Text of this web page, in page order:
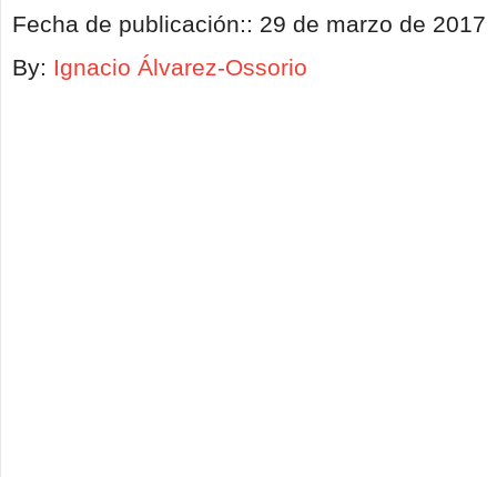
Fecha de publicación:: 29 de marzo de 2017
By: Ignacio Álvarez-Ossorio